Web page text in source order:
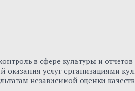
в сфере культуры и
оказания услуг организациями
независимой оценки